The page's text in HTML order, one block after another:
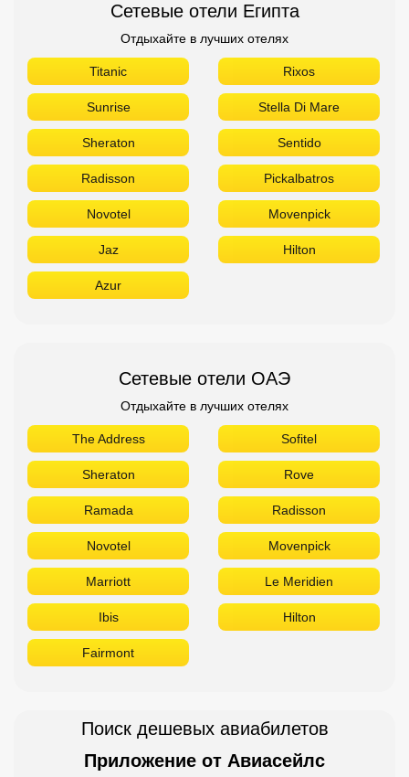
Сетевые отели Египта
Отдыхайте в лучших отелях
Titanic Rixos
Sunrise Stella Di Mare
Sheraton Sentido
Radisson Pickalbatros
Novotel Movenpick
Jaz Hilton
Azur
Сетевые отели ОАЭ
Отдыхайте в лучших отелях
The Address Sofitel
Sheraton Rove
Ramada Radisson
Novotel Movenpick
Marriott Le Meridien
Ibis Hilton
Fairmont
Поиск дешевых авиабилетов
Приложение от Авиасейлс